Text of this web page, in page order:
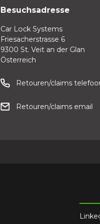
Besuchsadresse
Car Lock Systems
Friesacherstrasse 6
9300 St. Veit an der Glan
Österreich
Retouren/claims
Retouren/claims email